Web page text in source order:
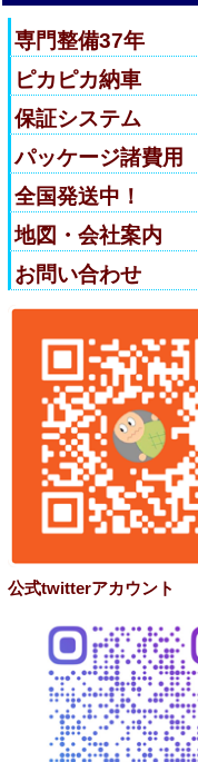
専門整備37年
ピカピカ納車
保証システム
パッケージ諸費用
全国発送中！
地図・会社案内
お問い合わせ
公式twitterアカウント